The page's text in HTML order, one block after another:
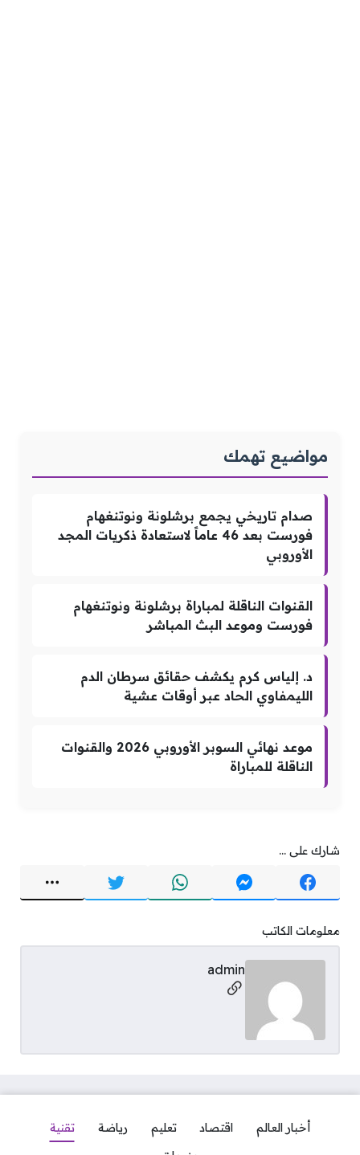
مواضيع تهمك
صدام تاريخي يجمع برشلونة ونوتنغهام
فورست بعد 46 عاماً لاستعادة ذكريات المجد
الأوروبي
القنوات الناقلة لمباراة برشلونة ونوتنغهام
فورست وموعد البث المباشر
د. إلياس كرم يكشف حقائق سرطان الدم
الليمفاوي الحاد عبر أوقات عشية
موعد نهائي السوبر الأوروبي 2026 والقنوات
الناقلة للمباراة
شارك على ...
معلومات الكاتب
admin
مواقع التواصل
أخبار العالم اقتصاد تعليم رياضة
تقنية